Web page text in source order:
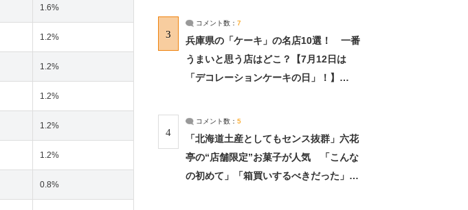
1.6%
1.2%
1.2%
1.2%
1.2%
1.2%
0.8%
3
コメント数： 7
兵庫県の「ケーキ」の名店10選！ 一番
うまいと思う店はどこ？【7月12日は
「デコレーションケーキの日」！】
4
コメント数： 5
「北海道土産としてもセンス抜群」六花
亭の“店舗限定”お菓子が人気 「こんな
の初めて」「箱買いするべきだった」